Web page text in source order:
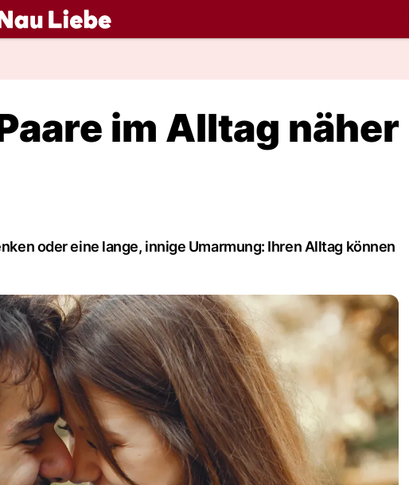
im Alltag näher
oder eine lange, innige Umarmung: Ihren Alltag können